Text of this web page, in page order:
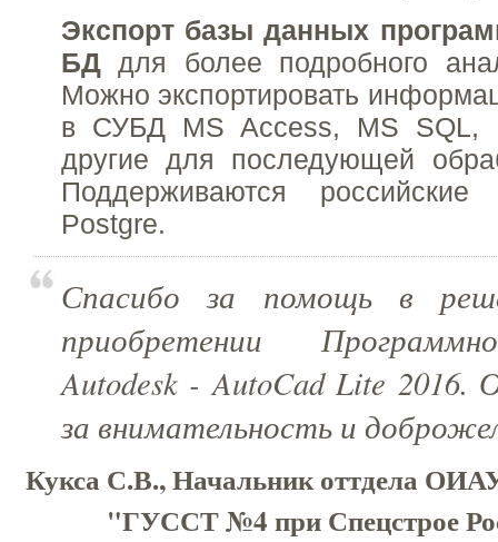
Экспорт базы данных
БД для более подробного
Можно экспортировать
в СУБД MS Access, MS SQL,
другие для последующей
Поддерживаются
Postgre.
Спасибо за помощь в
приобретении
Autodesk - AutoCad Lite 2016.
за внимательность и
Кукса С.В., Начальник оттдела
"ГУССТ №4 при Спецстрое